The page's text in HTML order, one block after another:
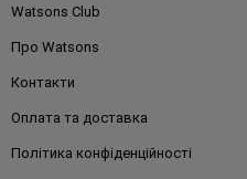
Watsons Club
Про Watsons
Контакти
Оплата та доставка
Політика конфіденційності